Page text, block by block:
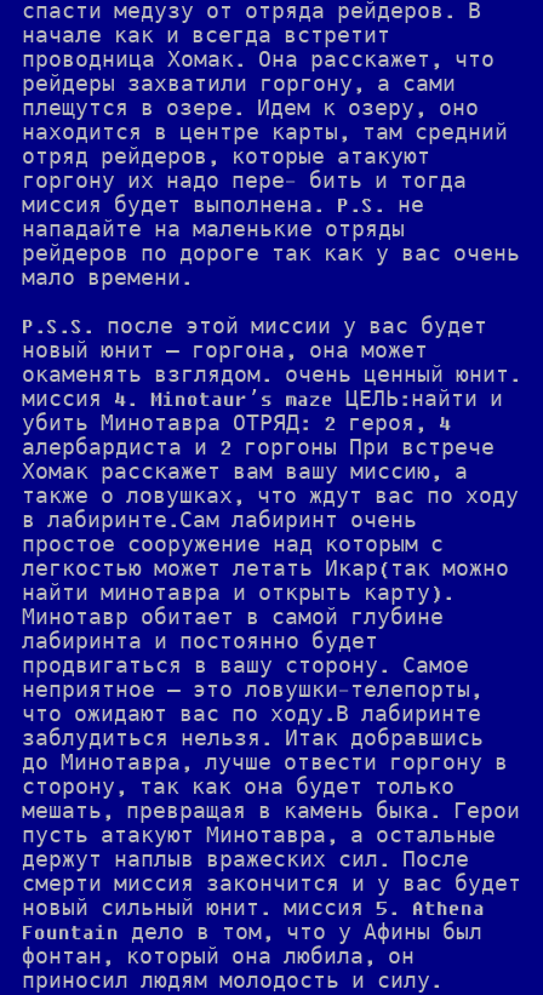
спасти медузу от отряда рейдеров. В
начале как и всегда встретит
проводница Хомак. Она расскажет, что
рейдеры захватили горгону, а сами
плещутся в озере. Идем к озеру, оно
находится в центре карты, там средний
отряд рейдеров, которые атакуют
горгону их надо пере- бить и тогда
миссия будет выполнена. P.S. не
нападайте на маленькие отряды
рейдеров по дороге так как у вас очень
мало времени.
P.S.S. после этой миссии у вас будет
новый юнит — горгона, она может
окаменять взглядом. очень ценный юнит.
миссия 4. Minotaur’s maze ЦЕЛЬ:найти и
убить Минотавра ОТРЯД: 2 героя, 4
алербардиста и 2 горгоны При встрече
Хомак расскажет вам вашу миссию, а
также о ловушках, что ждут вас по ходу
в лабиринте.Сам лабиринт очень
простое сооружение над которым с
легкостью может летать Икар(так можно
найти минотавра и открыть карту).
Минотавр обитает в самой глубине
лабиринта и постоянно будет
продвигаться в вашу сторону. Самое
неприятное — это ловушки-телепорты,
что ожидают вас по ходу.В лабиринте
заблудиться нельзя. Итак добравшись
до Минотавра, лучше отвести горгону в
сторону, так как она будет только
мешать, превращая в камень быка. Герои
пусть атакуют Минотавра, а остальные
держут наплыв вражеских сил. После
смерти миссия закончится и у вас будет
новый сильный юнит. миссия 5. Athena
Fountain дело в том, что у Афины был
фонтан, который она любила, он
приносил людям молодость и силу.